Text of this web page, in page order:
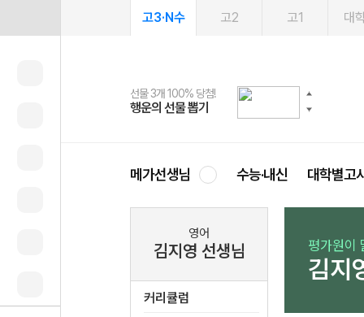
고3·N수 고2 고1 대
선물 3개 100% 당첨!
행운의 선물 뽑기
선물 100% 증정!
메가스터디 X 올리브
여름방학 스터디 캐시백
메가런 썸머스쿨
2027 러셀 단과
강사 공개선발
스마트러닝앱
설문 EVENT
메가패스
3일 무료 체험권
메가패스 수강생 무료혜택!
메가클럽 멤버십
사회공헌 캠페인
희망이룸 메가나눔
메가선생님 수능·내신 대학별고
영어
김지영 선생님
커리큘럼
평가원이
김지